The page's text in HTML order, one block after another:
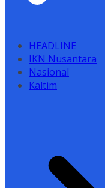
HEADLINE
IKN Nusantara
Nasional
Kaltim